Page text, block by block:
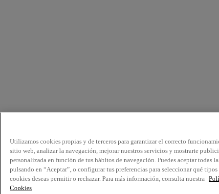
Utilizamos cookies propias y de terceros para garantizar el correcto
sitio web, analizar la navegación, mejorar nuestros servicios y mostrarte
personalizada en función de tus hábitos de navegación. Puedes aceptar todas
pulsando en “Aceptar”, o configurar tus preferencias para seleccionar qué tipos
cookies deseas permitir o rechazar. Para más información, consulta nuestra
Cookies